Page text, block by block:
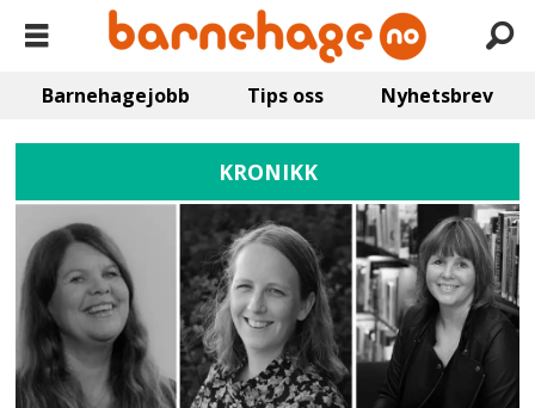
Barnehagejobb Tips oss Nyhetsbrev
KRONIKK